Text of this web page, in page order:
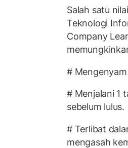
Salah satu
Teknologi
Company
#
# Menjalani 1
sebelum lulus.
# Terlibat
mengasah